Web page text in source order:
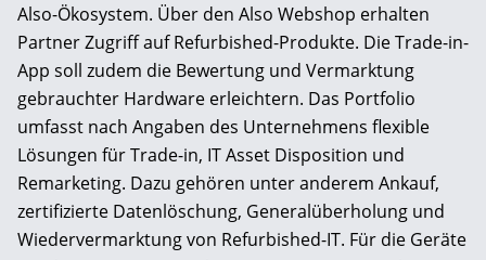
Also-Ökosystem. Über den Also Webshop erhalten
Partner Zugriff auf Refurbished-Produkte. Die Trade-in-
App soll zudem die Bewertung und Vermarktung
gebrauchter Hardware erleichtern. Das Portfolio
umfasst nach Angaben des Unternehmens flexible
Lösungen für Trade-in, IT Asset Disposition und
Remarketing. Dazu gehören unter anderem Ankauf,
zertifizierte Datenlöschung, Generalüberholung und
Wiedervermarktung von Refurbished-IT. Für die Geräte